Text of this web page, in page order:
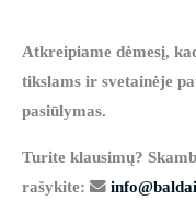
Atkreipiame dėmesį,
tikslams ir svetainėje
pasiūlymas.
Turite klausimų?
rašykite: